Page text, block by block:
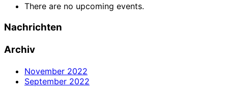
There are no upcoming events.
Nachrichten
Archiv
November 2022
September 2022